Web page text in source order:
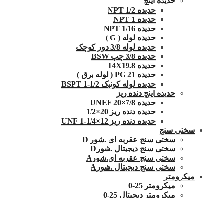
حدیده 1/2 NPT
حدیده NPT 1
حدیده 1/16 NPT
حدیده لوله ( G )
حدیده لوله 3/8 دور کوچک
حدیده 3/8 چپ BSW
حدیده 14X19.8
حدیده 21 PG ( لوله برق )
حدیده لوله کونیک 1/2-1 BSPT
حدیده اینچ دنده ریز
حدیده UNEF 20×7/8
حدیده دنده ریز 20×1/2
حدیده دنده ریز 12×1/4-1 UNF
سختی سنج
سختی سنج عقربه ای .شور D
سختی سنج دیجیتال .شورD
سختی سنج عقربه ای.شورA
سختی سنج دیجیتال .شورA
میکرومتر
میکرومتر 25-0
میکرومتر دیجیتال 25-0